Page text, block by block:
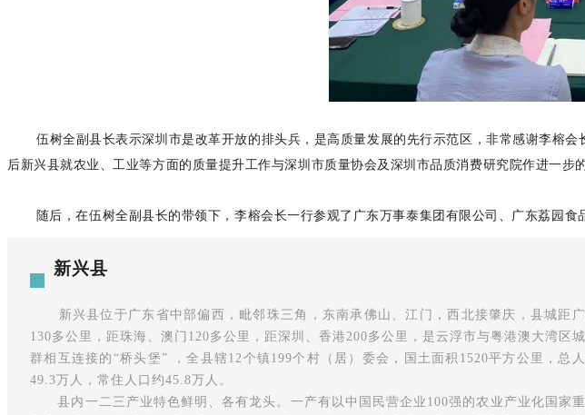
伍树全副县长表示深圳市是改革开放的排头兵，是高质量发展的先行示范区，非常感谢李榕会
后新兴县就农业、工业等方面的质量提升工作与深圳市质量协会及深圳市品质消费研究院作进一步
随后，在伍树全副县长的带领下，李榕会长一行参观了广东万事泰集团有限公司、广东荔园食
新兴县
新兴县位于广东省中部偏西，毗邻珠三角，东南承佛山、江门，西北接肇庆，县城距广
130多公里，距珠海、澳门120多公里，距深圳、香港200多公里，是云浮市与粤港澳大湾区
群相互连接的“桥头堡” ，全县辖12个镇199个村（居）委会，国土面积1520平方公里，总人
49.3万人，常住人口约45.8万人。
县内一二三产业特色鲜明、各有龙头。一产有以中国民营企业100强的农业产业化国家